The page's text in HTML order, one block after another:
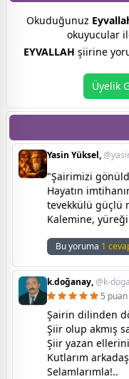
Okuduğunuz
okuyucular
EYVALLAH şiirine
Üyelik
Yasin Yüksel,
"Şairimizi
Hayatın
tevekkülü güçlü
Kalemine,
Bu yoruma 1
k.doğanay,@k-
5
Şairin dilinden
Şiir olup akmış
Şiir yazan
Kutlarım
Selamlarımla!..